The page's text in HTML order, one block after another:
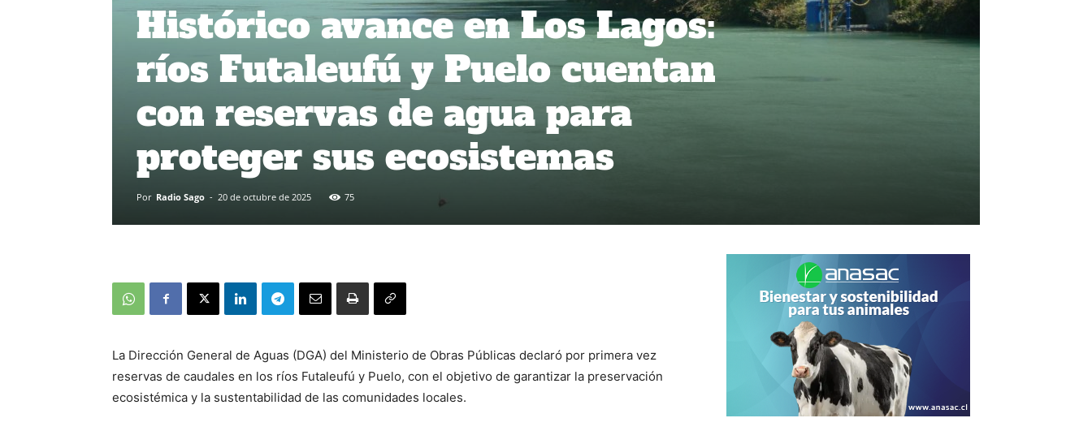
Histórico avance en Los Lagos:
ríos Futaleufú y Puelo cuentan
con reservas de agua para
proteger sus ecosistemas
Por Radio Sago - 20 de octubre de 2025 75
La Dirección General de Aguas (DGA) del Ministerio de Obras Públicas declaró por primera vez
reservas de caudales en los ríos Futaleufú y Puelo, con el objetivo de garantizar la preservación
ecosistémica y la sustentabilidad de las comunidades locales.